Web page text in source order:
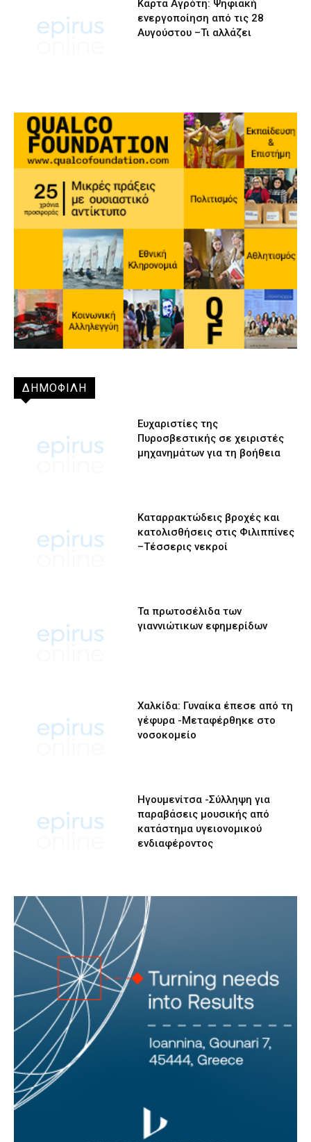
Κάρτα Αγρότη: Ψηφιακή
ενεργοποίηση από τις 28
Αυγούστου –Τι αλλάζει
ΔΗΜΟΦΙΛΗ
Ευχαριστίες της
Πυροσβεστικής σε χειριστές
μηχανημάτων για τη βοήθεια
Καταρρακτώδεις βροχές και
κατολισθήσεις στις Φιλιππίνες
–Τέσσερις νεκροί
Τα πρωτοσέλιδα των
γιαννιώτικων εφημερίδων
Χαλκίδα: Γυναίκα έπεσε από τη
γέφυρα -Μεταφέρθηκε στο
νοσοκομείο
Ηγουμενίτσα -Σύλληψη για
παραβάσεις μουσικής από
κατάστημα υγειονομικού
ενδιαφέροντος